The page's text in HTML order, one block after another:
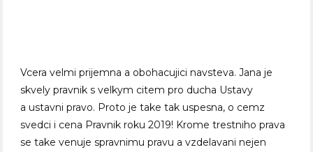
Vcera velmi prijemna a obohacujici navsteva. Jana je
skvely pravnik s velkym citem pro ducha Ustavy
a ustavni pravo. Proto je take tak uspesna, o cemz
svedci i cena Pravnik roku 2019! Krome trestniho prava
se take venuje spravnimu pravu a vzdelavani nejen